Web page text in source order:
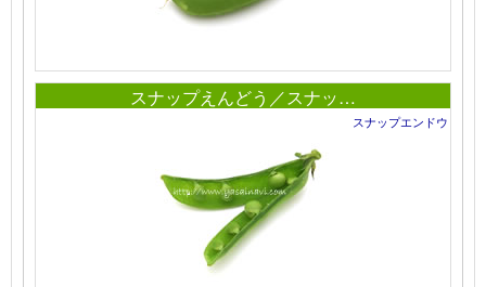
スナップえんどう／スナッ…
スナップエンドウ